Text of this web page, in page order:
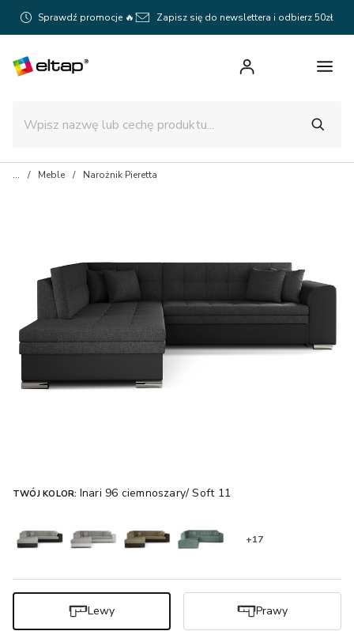
Sprawdź promocje 🔥 Zapisz się do newslettera i odbierz 50zł
Meble Narożnik Pieretta
TWÓJ KOLOR: Inari 96 ciemnoszary/ Soft 11
+17
Lewy Prawy